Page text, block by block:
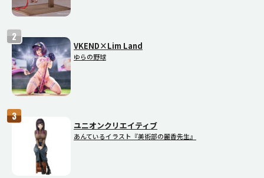
VKEND×Lim Land
ゆらの野球
ユニオンクリエイティブ
あんているイラスト『美術部の麗香先生』